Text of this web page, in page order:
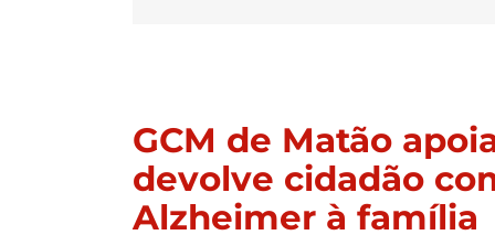
GCM de Matão
devolve cidadão
Alzheimer à família